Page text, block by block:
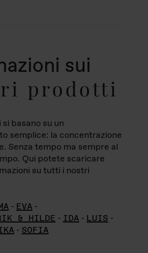
sui
prodotti
basano su un
semplice: la concentrazione
Senza tempo ma sempre al
Qui potete scaricare
su tutti i nostri
- EVA -
& HILDE - IDA - LUIS -
- SOFIA